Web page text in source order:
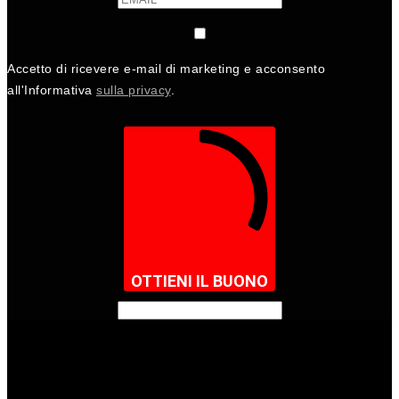
Accetto di ricevere e-mail di marketing e acconsento
all'Informativa sulla privacy.
OTTIENI IL BUONO